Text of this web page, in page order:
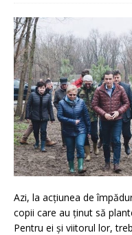
Azi, la acțiunea de
copii care au ținut să
Pentru ei și viitorul lor,